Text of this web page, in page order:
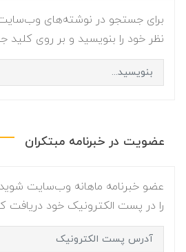
برای جستجو در نوشته‌های
نظر خود را بنویسید و بر روی
عضویت در خبرنامه مبتکران
عضو خبرنامه ماهانه وب‌سایت
را در پست الکترونیک خود دریافت